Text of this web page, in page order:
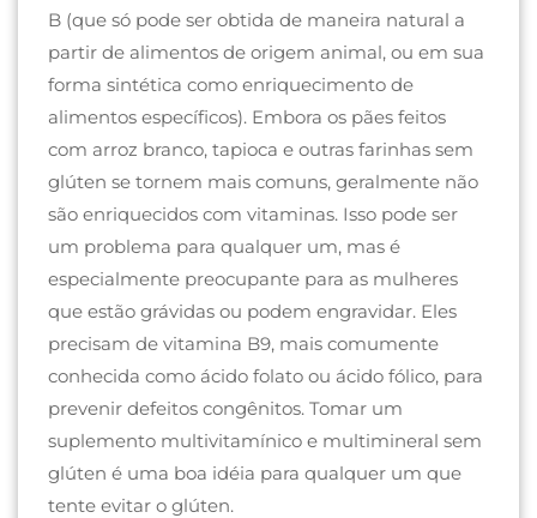
B (que só pode ser obtida de maneira natural a
partir de alimentos de origem animal, ou em sua
forma sintética como enriquecimento de
alimentos específicos). Embora os pães feitos
com arroz branco, tapioca e outras farinhas sem
glúten se tornem mais comuns, geralmente não
são enriquecidos com vitaminas. Isso pode ser
um problema para qualquer um, mas é
especialmente preocupante para as mulheres
que estão grávidas ou podem engravidar. Eles
precisam de vitamina B9, mais comumente
conhecida como ácido folato ou ácido fólico, para
prevenir defeitos congênitos. Tomar um
suplemento multivitamínico e multimineral sem
glúten é uma boa idéia para qualquer um que
tente evitar o glúten.